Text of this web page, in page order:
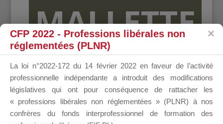
MALLETTE
DU
CFP 2022 - Professions libérales non
réglementées (PLNR)
La loi n°2022-172 du 14 février 2022 en faveur de l’activité
professionnelle indépendante a introduit des modifications
législatives qui ont pour conséquence de rattacher les
« professions libérales non réglementées » (PLNR) à nos
confrères du fonds interprofessionnel de formation des